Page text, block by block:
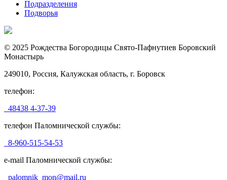
Подразделения
Подворья
© 2025 Рождества Богородицы Свято-Пафнутиев Боровский
Монастырь
249010, Россия, Калужская область, г. Боровск
телефон:
48438 4-37-39
телефон Паломнической службы:
8-960-515-54-53
e-mail Паломнической службы:
palomnik_mon@mail.ru